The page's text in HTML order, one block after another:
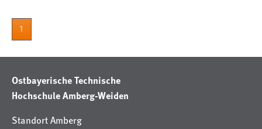
1
Ostbayerische Technische
Hochschule Amberg-Weiden
Standort Amberg